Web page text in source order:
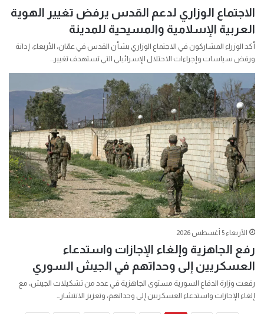
الاجتماع الوزاري لدعم القدس يرفض تغيير الهوية
العربية الإسلامية والمسيحية للمدينة
أكد الوزراء المشاركون في الاجتماع الوزاري بشأن القدس في عمّان، الأربعاء، إدانة
ورفض سياسات وإجراءات الاحتلال الإسرائيلي التي تستهدف تغيير…
الأربعاء 5 أغسطس 2026
رفع الجاهزية وإلغاء الإجازات واستدعاء
العسكريين إلى وحداتهم في الجيش السوري
رفعت وزارة الدفاع السورية مستوى الجاهزية في عدد من تشكيلات الجيش، مع
إلغاء الإجازات واستدعاء العسكريين إلى وحداتهم، وتعزيز الانتشار…